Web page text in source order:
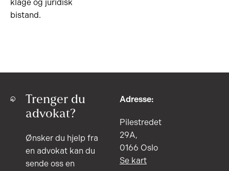
klage og juridisk
bistand.
Trenger du
advokat?
Ønsker du hjelp fra
en advokat kan du
sende oss en
Adresse:
Pilestredet
29A,
0166 Oslo
Se kart